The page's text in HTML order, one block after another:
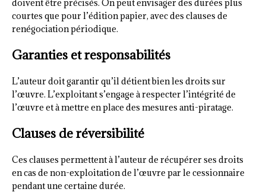
doivent être précisés. On peut envisager des durées plus
courtes que pour l’édition papier, avec des clauses de
renégociation périodique.
Garanties et responsabilités
L’auteur doit garantir qu’il détient bien les droits sur
l’œuvre. L’exploitant s’engage à respecter l’intégrité de
l’œuvre et à mettre en place des mesures anti-piratage.
Clauses de réversibilité
Ces clauses permettent à l’auteur de récupérer ses droits
en cas de non-exploitation de l’œuvre par le cessionnaire
pendant une certaine durée.